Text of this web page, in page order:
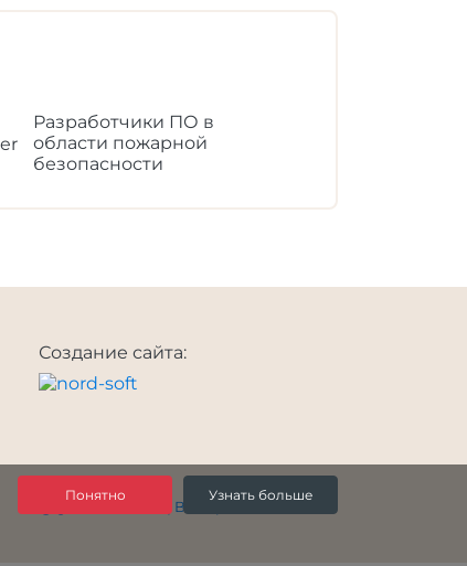
Разработчики ПО в
области пожарной
безопасности
Создание сайта:
@ gotdoc.ru 2026 | Все права защищены
Понятно Узнать больше